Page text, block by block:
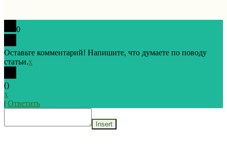
0
Оставьте комментарий! Напишите, что думаете по поводу
статьи.x
()
x
| Ответить
Insert